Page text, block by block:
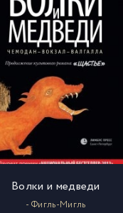
Волки и медведи
- Фигль-Мигль